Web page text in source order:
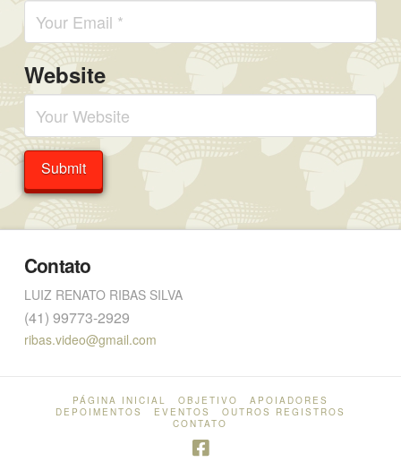
Website
Contato
LUIZ RENATO RIBAS SILVA
(41) 99773-2929
ribas.video@gmail.com
PÁGINA INICIAL OBJETIVO
APOIADORES
DEPOIMENTOS
EVENTOS
OUTROS REGISTROS
CONTATO